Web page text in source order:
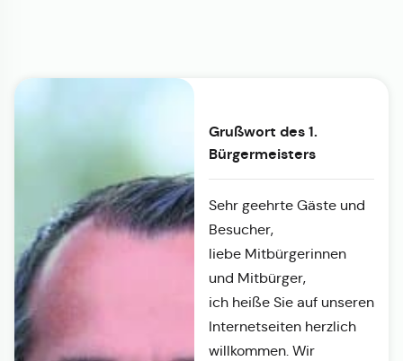
Grußwort des 1.
Bürgermeisters
Sehr geehrte Gäste und
Besucher,
liebe Mitbürgerinnen
und Mitbürger,
ich heiße Sie auf unseren
Internetseiten herzlich
willkommen. Wir